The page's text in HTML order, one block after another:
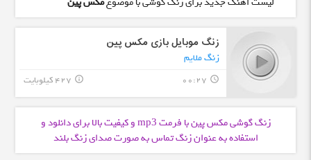
زنگ موبایل بازی مکس پین
زنگ ملایم
query_builder
00:27 427 کیلوبایت info_outline
زنگ گوشی مکس پین با فرمت mp3 و کیفیت بالا برای دانلود و
استفاده به عنوان زنگ تماس به صورت صدای زنگ بلند